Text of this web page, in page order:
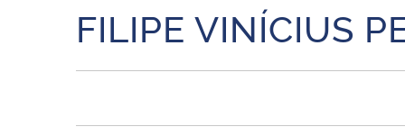
Secretaria de Governo
Gabinete de Segurança
Início do conteúdo
FILIPE VINÍCIUS